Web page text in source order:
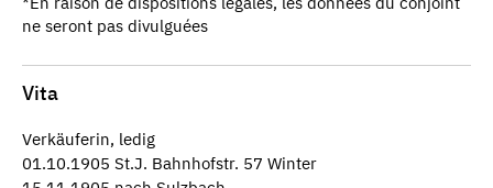
ne seront pas divulguées
Vita
Verkäuferin, ledig
01.10.1905 St.J. Bahnhofstr. 57 Winter